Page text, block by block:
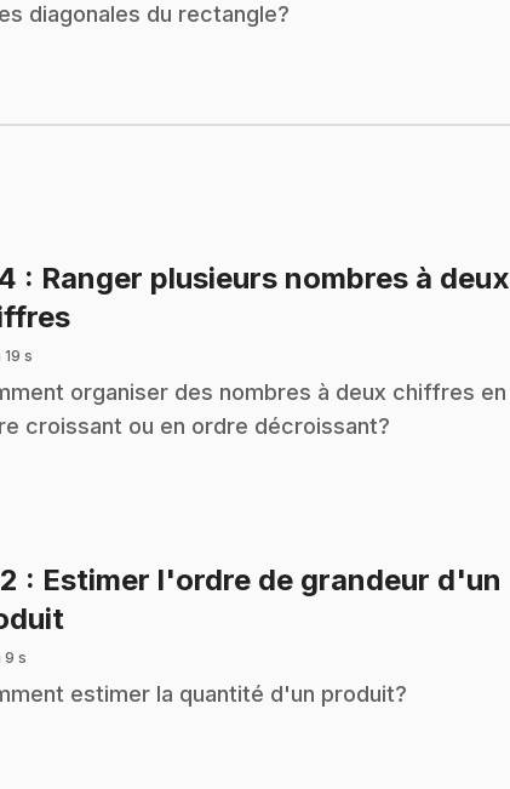
diagonales du rectangle?
: Ranger plusieurs nombres à deux
.
19 s
organiser des nombres à deux chiffres en
croissant ou en ordre décroissant?
: Estimer l'ordre de grandeur d'un
.
9 s
estimer la quantité d'un produit?